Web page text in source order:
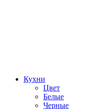
Кухни
Цвет
Белые
Черные